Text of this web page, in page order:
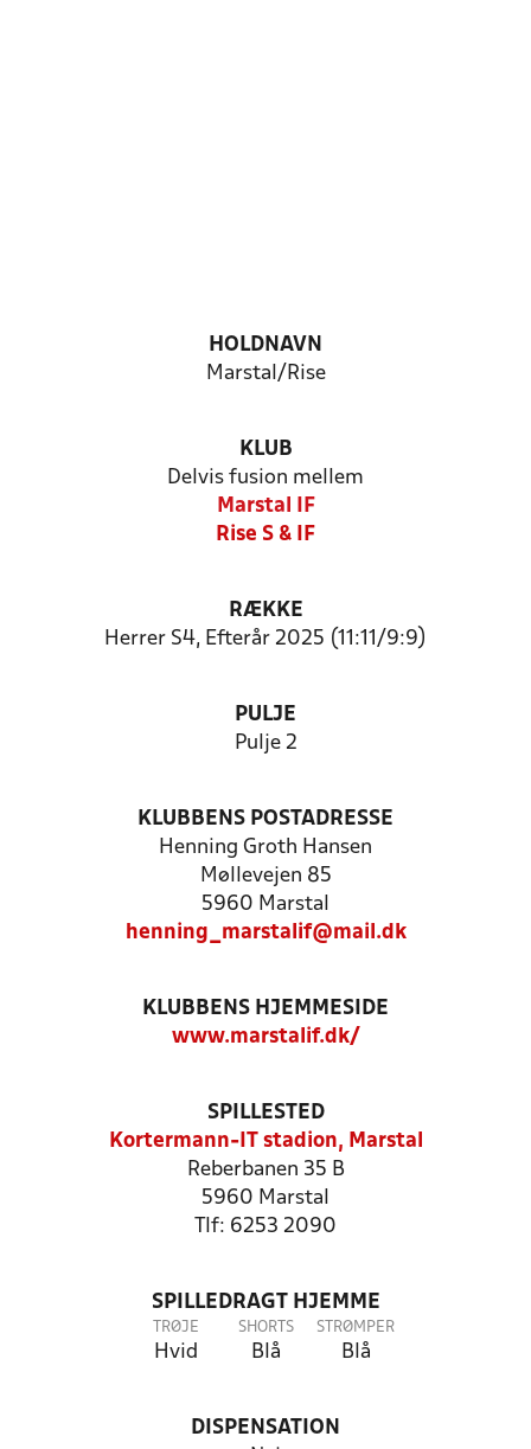
HOLDNAVN
Marstal/Rise
KLUB
Delvis fusion mellem
Marstal IF
Rise S & IF
RÆKKE
Herrer S4, Efterår 2025 (11:11/9:9)
PULJE
Pulje 2
KLUBBENS POSTADRESSE
Henning Groth Hansen
Møllevejen 85
5960 Marstal
henning_marstalif@mail.dk
KLUBBENS HJEMMESIDE
www.marstalif.dk/
SPILLESTED
Kortermann-IT stadion, Marstal
Reberbanen 35 B
5960 Marstal
Tlf: 6253 2090
SPILLEDRAGT HJEMME
TRØJE
Hvid
SHORTS
Blå
STRØMPER
Blå
DISPENSATION